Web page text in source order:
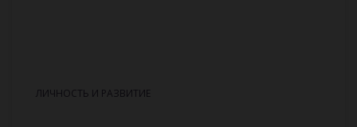
ЛИЧНОСТЬ И РАЗВИТИЕ